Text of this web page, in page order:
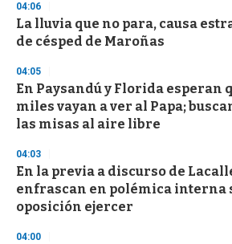
3
s
e
c
n
d
04:06
La lluvia que no para, causa
de césped de Maroñas
04:05
En Paysandú y Florida esperan
miles vayan a ver al Papa;
las misas al aire libre
04:03
En la previa a discurso de
enfrascan en polémica interna
oposición ejercer
04:00